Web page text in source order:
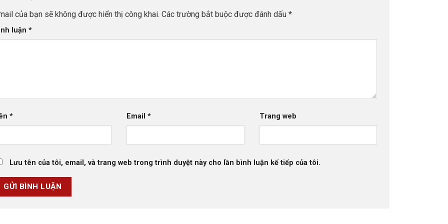
của bạn sẽ không được hiển thị công khai. Các trường bắt buộc được đánh dấu *
luận *
* Email * Trang web
Lưu tên của tôi, email, và trang web trong trình duyệt này cho lần bình luận kế tiếp của tôi.